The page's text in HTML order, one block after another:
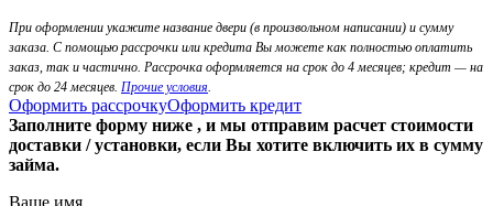
При оформлении укажите название двери (в произвольном написании) и сумму
заказа. С помощью рассрочки или кредита Вы можете как полностью оплатить
заказ, так и частично. Рассрочка оформляется на срок до 4 месяцев; кредит — на
срок до 24 месяцев. Прочие условия.
Оформить рассрочкуОформить кредит
Заполните форму ниже , и мы отправим расчет стоимости
доставки / установки, если Вы хотите включить их в сумму
займа.